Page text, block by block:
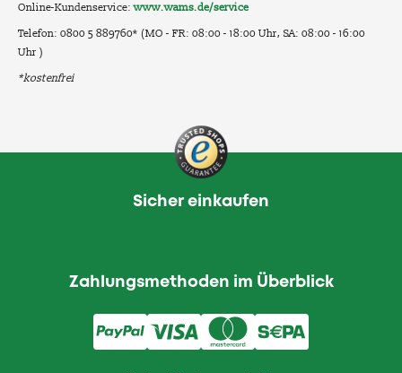
Online-Kundenservice:www.wams.de/service
Telefon: 0800 5 889760* (MO - FR: 08:00 - 18:00 Uhr, SA: 08:00 - 16:00
Uhr )
*kostenfrei
Zahlungsmethoden im Überblick
Sicher einkaufen